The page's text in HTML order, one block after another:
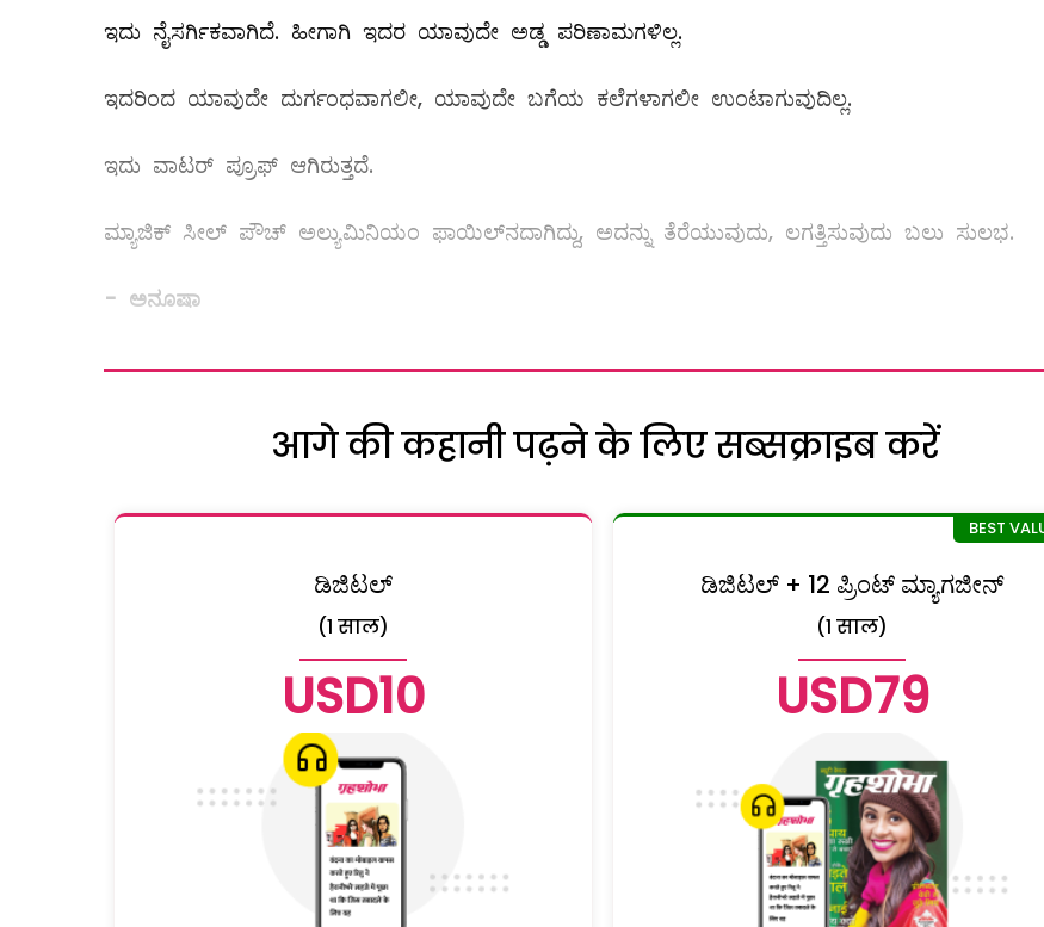
ಇದು ನೈಸರ್ಗಿಕವಾಗಿದೆ. ಹೀಗಾಗಿ ಇದರ ಯಾವುದೇ ಅಡ್ಡ ಪರಿಣಾಮಗಳಿಲ್ಲ.
ಇದರಿಂದ ಯಾವುದೇ ದುರ್ಗಂಧವಾಗಲೀ, ಯಾವುದೇ ಬಗೆಯ ಕಲೆಗಳಾಗಲೀ ಉಂಟಾಗುವುದಿಲ್ಲ.
ಇದು ವಾಟರ್‌ ಪ್ರೂಫ್‌ ಆಗಿರುತ್ತದೆ.
ಮ್ಯಾಜಿಕ್‌ ಸೀಲ್ ‌ಪೌಚ್‌ ಅಲ್ಯುಮಿನಿಯಂ ಫಾಯಿಲ್‌ನದಾಗಿದ್ದು, ಅದನ್ನು ತೆರೆಯುವುದು, ಲಗತ್ತಿಸುವುದು ಬಲು ಸುಲಭ.
- ಅನೂಷಾ
आगे की कहानी पढ़ने के लिए सब्सक्राइब करें
ಡಿಜಿಟಲ್
(1 साल)
USD10
ಡಿಜಿಟಲ್ + 12 ಪ್ರಿಂಟ್ ಮ್ಯಾಗಜೀನ್
(1 साल)
USD79